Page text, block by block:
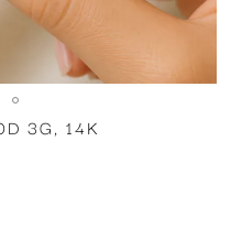
3G, 14K